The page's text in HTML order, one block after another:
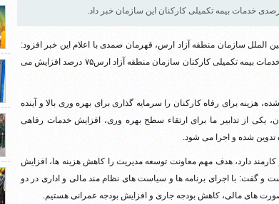
الملل سازمان منطقه آزاد ارس، قهرمان صمدی با اعلام این خبر افزود:
در راستای ارتقاء سطح خدمات درمانی و رضایتمندی، از سال ۱۳۹۵ خدمات بیمه تکمیلی کارکنان سازمان منطقه آزاد ارس۷۵ درصد افزایش می
هزینه برای رفاه کارکنان را سرمایه گذاری برای بهره وری بالا و آینده
از تدابیر ما برای ارتقاء سطح بهره وری، افزایش خدمات رفاهی
تدوین شده و اجرا می شود.
اینکه سازمان منطقه آزاد ارس هم اکنون بیش از ۹۴۰ نفر کارمند دارد، هدف مهم معاونت توسعه مدیریت را کاهش هزینه ها، افزایش
و گفت: با اجرای برنامه ها و سیاست های نظام مند مالی و اداری در دو